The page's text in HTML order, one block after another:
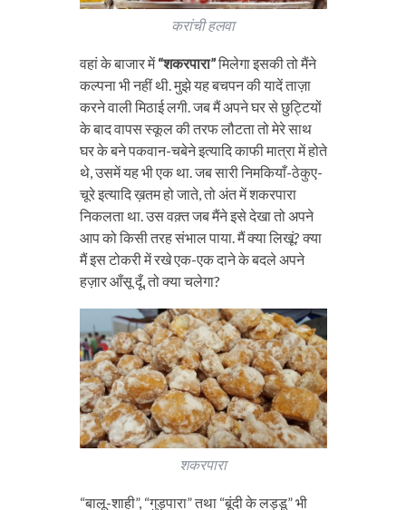
करांची हलवा
वहां के बाजार में“शकरपारा”मिलेगा इसकी तो मैंने
कल्पना भी नहीं थी. मुझे यह बचपन की यादें ताज़ा
करने वाली मिठाई लगी. जब मैं अपने घर से छुट्टियों
के बाद वापस स्कूल की तरफ लौटता तो मेरे साथ
घर के बने पकवान-चबेने इत्यादि काफी मात्रा में होते
थे, उसमें यह भी एक था. जब सारी निमकियाँ-ठेकुए-
चूरे इत्यादि ख़तम हो जाते, तो अंत में शकरपारा
निकलता था. उस वक़्त जब मैंने इसे देखा तो अपने
आप को किसी तरह संभाल पाया. मैं क्या लिखूं? क्या
मैं इस टोकरी में रखे एक-एक दाने के बदले अपने
हज़ार आँसू दूँ, तो क्या चलेगा?
शकरपारा
“बालू-शाही”, “गुड़पारा” तथा “बूंदी के लड्डू” भी